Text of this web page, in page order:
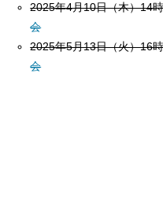
2025年4月10日（木）14
会
2025年5月13日（火）16
会